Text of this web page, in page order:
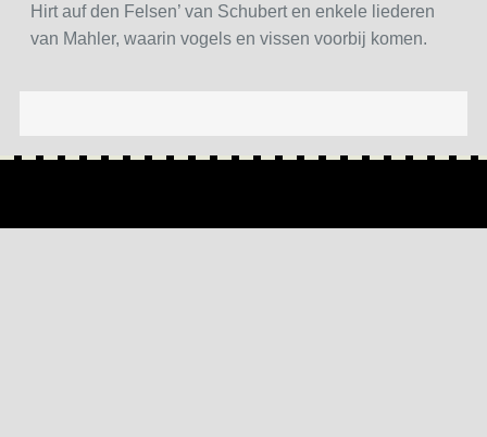
Hirt auf den Felsen’ van Schubert en enkele liederen
van Mahler, waarin vogels en vissen voorbij komen.